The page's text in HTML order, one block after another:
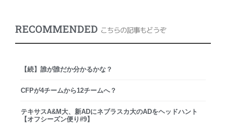
RECOMMENDED こちらの記事もどうぞ
【続】誰が誰だか分かるかな？
CFPが4チームから12チームへ？
テキサスA&M大、新ADにネブラスカ大のADをヘッドハント
【オフシーズン便り#9】